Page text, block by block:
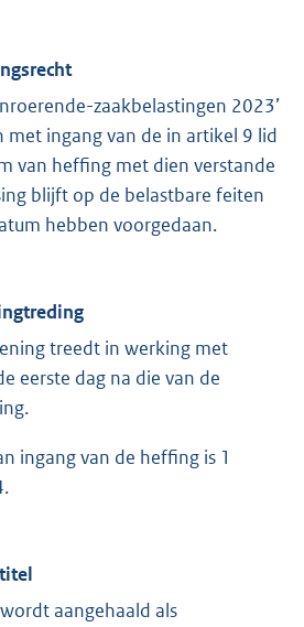
zaakbelastingen 2023’
ingang van de in artikel 9 lid
van heffing met dien verstande
blijft op de belastbare feiten
hebben voorgedaan.
treedt in werking met
eerste dag na die van de
ingang van de heffing is 1
aangehaald als